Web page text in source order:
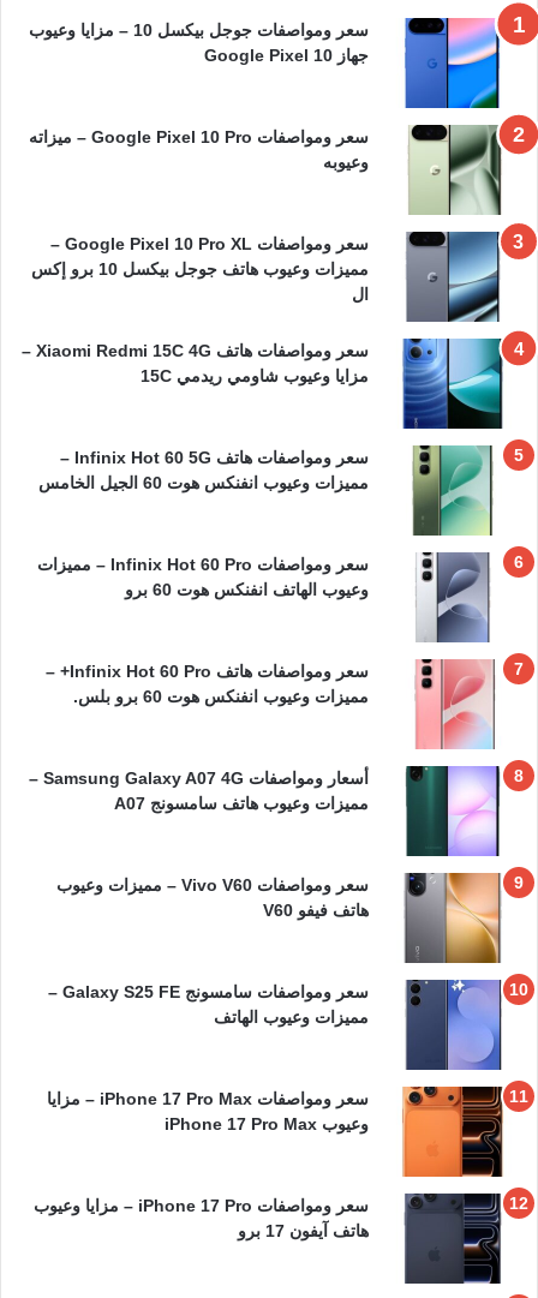
سعر ومواصفات جوجل بيكسل 10 – مزايا وعيوب
جهاز Google Pixel 10
سعر ومواصفات Google Pixel 10 Pro – ميزاته
وعيوبه
سعر ومواصفات Google Pixel 10 Pro XL –
مميزات وعيوب هاتف جوجل بيكسل 10 برو إكس
ال
سعر ومواصفات هاتف Xiaomi Redmi 15C 4G –
مزايا وعيوب شاومي ريدمي 15C
سعر ومواصفات هاتف Infinix Hot 60 5G –
مميزات وعيوب انفنكس هوت 60 الجيل الخامس
سعر ومواصفات Infinix Hot 60 Pro – مميزات
وعيوب الهاتف انفنكس هوت 60 برو
سعر ومواصفات هاتف Infinix Hot 60 Pro+ –
مميزات وعيوب انفنكس هوت 60 برو بلس.
أسعار ومواصفات Samsung Galaxy A07 4G –
مميزات وعيوب هاتف سامسونج A07
سعر ومواصفات Vivo V60 – مميزات وعيوب
هاتف فيفو V60
سعر ومواصفات سامسونج Galaxy S25 FE –
مميزات وعيوب الهاتف
سعر ومواصفات iPhone 17 Pro Max – مزايا
وعيوب iPhone 17 Pro Max
سعر ومواصفات iPhone 17 Pro – مزايا وعيوب
هاتف آيفون 17 برو